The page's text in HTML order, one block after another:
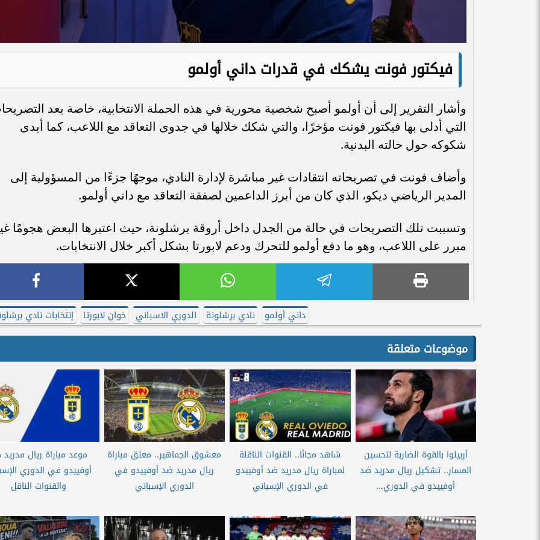
فيكتور فونت يشكك في قدرات داني أولمو
وأشار التقرير إلى أن أولمو أصبح شخصية محورية في هذه الحملة الانتخابية، خاصة بعد
التي أدلى بها فيكتور فونت مؤخرًا، والتي شكك خلالها في جدوى التعاقد مع اللاعب، كما أبدى
شكوكه حول حالته البدنية.
وأضاف فونت في تصريحاته انتقادات غير مباشرة لإدارة النادي، موجهًا جزءًا من المسؤولية إلى
المدير الرياضي ديكو، الذي كان من أبرز الداعمين لصفقة التعاقد مع داني أولمو.
وتسببت تلك التصريحات في حالة من الجدل داخل أروقة برشلونة، حيث اعتبرها البعض هجومًا
مبرر على اللاعب، وهو ما دفع أولمو للتحرك ودعم لابورتا بشكل أكبر خلال الانتخابات.
داني أولمو نادي برشلونة الدوري الاسباني خوان لابورتا إنتخابات نادي
موضوعات متعلقة
أربيلوا بالقوة الضاربة لتحسين
المسار.. تشكيل ريال مدريد ضد
أوفييدو في الدوري...
شاهد مجانًا.. القنوات الناقلة
لمباراة ريال مدريد ضد أوفييدو
في الدوري الإسباني
معشوق الجماهير.. معلق مباراة
ريال مدريد ضد أوفييدو في
الدوري الإسباني
موعد مباراة ريال
أوفييدو في الدوري
والقنوات الناقل